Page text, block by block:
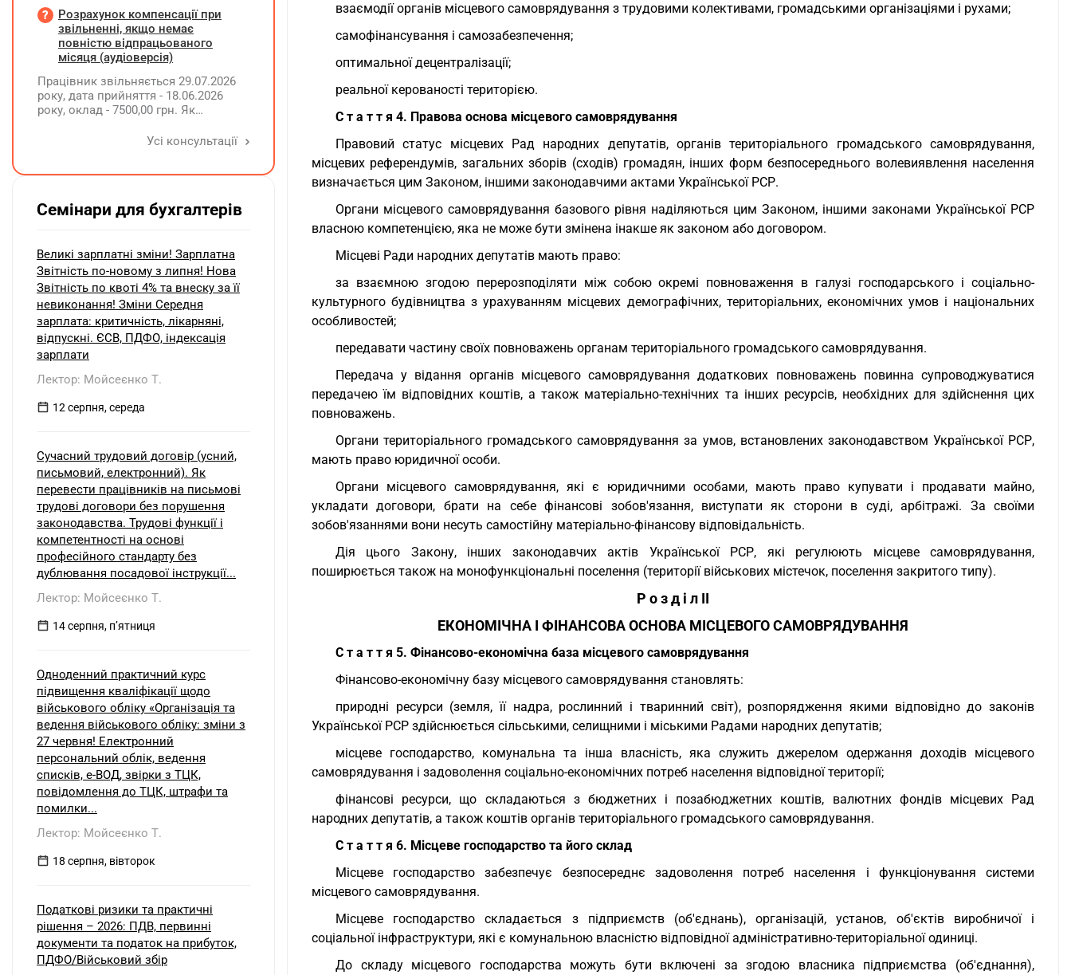
взаємодії органів місцевого самоврядування з трудовими колективами, громадськими організаціями і рухами;
самофінансування і самозабезпечення;
оптимальної децентралізації;
реальної керованості територією.
С т а т т я 4. Правова основа місцевого самоврядування
Правовий статус місцевих Рад народних депутатів, органів територіального громадського самоврядування,
місцевих референдумів, загальних зборів (сходів) громадян, інших форм безпосереднього волевиявлення населення
визначається цим Законом, іншими законодавчими актами Української РСР.
Органи місцевого самоврядування базового рівня наділяються цим Законом, іншими законами Української РСР
власною компетенцією, яка не може бути змінена інакше як законом або договором.
Місцеві Ради народних депутатів мають право:
за взаємною згодою перерозподіляти між собою окремі повноваження в галузі господарського і соціально-
культурного будівництва з урахуванням місцевих демографічних, територіальних, економічних умов і національних
особливостей;
передавати частину своїх повноважень органам територіального громадського самоврядування.
Передача у відання органів місцевого самоврядування додаткових повноважень повинна супроводжуватися
передачею їм відповідних коштів, а також матеріально-технічних та інших ресурсів, необхідних для здійснення цих
повноважень.
Органи територіального громадського самоврядування за умов, встановлених законодавством Української РСР,
мають право юридичної особи.
Органи місцевого самоврядування, які є юридичними особами, мають право купувати і продавати майно,
укладати договори, брати на себе фінансові зобов'язання, виступати як сторони в суді, арбітражі. За своїми
зобов'язаннями вони несуть самостійну матеріально-фінансову відповідальність.
Дія цього Закону, інших законодавчих актів Української РСР, які регулюють місцеве самоврядування,
поширюється також на монофункціональні поселення (території військових містечок, поселення закритого типу).
Р о з д і л ІІ
ЕКОНОМІЧНА І ФІНАНСОВА ОСНОВА МІСЦЕВОГО САМОВРЯДУВАННЯ
С т а т т я 5. Фінансово-економічна база місцевого самоврядування
Фінансово-економічну базу місцевого самоврядування становлять:
природні ресурси (земля, її надра, рослинний і тваринний світ), розпорядження якими відповідно до законів
Української РСР здійснюється сільськими, селищними і міськими Радами народних депутатів;
місцеве господарство, комунальна та інша власність, яка служить джерелом одержання доходів місцевого
самоврядування і задоволення соціально-економічних потреб населення відповідної території;
фінансові ресурси, що складаються з бюджетних і позабюджетних коштів, валютних фондів місцевих Рад
народних депутатів, а також коштів органів територіального громадського самоврядування.
С т а т т я 6. Місцеве господарство та його склад
Місцеве господарство забезпечує безпосереднє задоволення потреб населення і функціонування системи
місцевого самоврядування.
Місцеве господарство складається з підприємств (об'єднань), організацій, установ, об'єктів виробничої і
соціальної інфраструктури, які є комунальною власністю відповідної адміністративно-територіальної одиниці.
До складу місцевого господарства можуть бути включені за згодою власника підприємства (об'єднання),
заробітної плати (винагороди), для
розрахунку внеску на підтримку
працевлаштування осіб з
інвалідністю?
Розрахунок компенсації при
звільненні, якщо немає
повністю відпрацьованого
місяця (аудіоверсія)
Працівник звільняється 29.07.2026
року, дата прийняття - 18.06.2026
року, оклад - 7500,00 грн. Як
невикористаних днів відпустки при
Усі консультації
Семінари для бухгалтерів
Великі зарплатні зміни! Зарплатна
Звітність по-новому з липня! Нова
Звітність по квоті 4% та внеску за її
невиконання! Зміни Середня
зарплата: критичність, лікарняні,
відпускні. ЄСВ, ПДФО, індексація
зарплати
Лектор: Мойсеєнко Т.
12 серпня, середа
Сучасний трудовий договір (усний,
письмовий, електронний). Як
перевести працівників на письмові
трудові договори без порушення
законодавства. Трудові функції і
компетентності на основі
професійного стандарту без
дублювання посадової інструкції...
Лектор: Мойсеєнко Т.
14 серпня, пʼятниця
Одноденний практичний курс
підвищення кваліфікації щодо
військового обліку «Організація та
ведення військового обліку: зміни з
27 червня! Електронний
персональний облік, ведення
списків, е-ВОД, звірки з ТЦК,
повідомлення до ТЦК, штрафи та
помилки...
Лектор: Мойсеєнко Т.
18 серпня, вівторок
Податкові ризики та практичні
рішення – 2026: ПДВ, первинні
документи та податок на прибуток,
ПДФО/Військовий збір